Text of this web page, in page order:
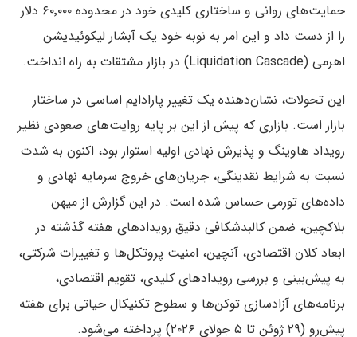
حمایت‌های روانی و ساختاری کلیدی خود در محدوده ۶۰٬۰۰۰ دلار
را از دست داد و این امر به نوبه خود یک آبشار لیکوئیدیشن
اهرمی (Liquidation Cascade) در بازار مشتقات به راه انداخت.
این تحولات، نشان‌دهنده یک تغییر پارادایم اساسی در ساختار
بازار است. بازاری که پیش از این بر پایه روایت‌های صعودی نظیر
رویداد هاوینگ و پذیرش نهادی اولیه استوار بود، اکنون به شدت
نسبت به شرایط نقدینگی، جریان‌های خروج سرمایه نهادی و
داده‌های تورمی حساس شده است. در این گزارش از میهن
بلاکچین، ضمن کالبدشکافی دقیق رویدادهای هفته گذشته در
ابعاد کلان اقتصادی، آنچین، امنیت پروتکل‌ها و تغییرات شرکتی،
به پیش‌بینی و بررسی رویدادهای کلیدی، تقویم اقتصادی،
برنامه‌های آزادسازی توکن‌ها و سطوح تکنیکال حیاتی برای هفته
پیش‌رو (۲۹ ژوئن تا ۵ جولای ۲۰۲۶) پرداخته می‌شود.